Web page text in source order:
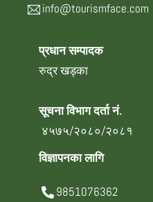
info@tourismface.com
प्रधान सम्पादक
रुद्र खड्का
सूचना विभाग दर्ता नं.
४५७५/२०८०/२०८१
विज्ञापनका लागि
9851076362